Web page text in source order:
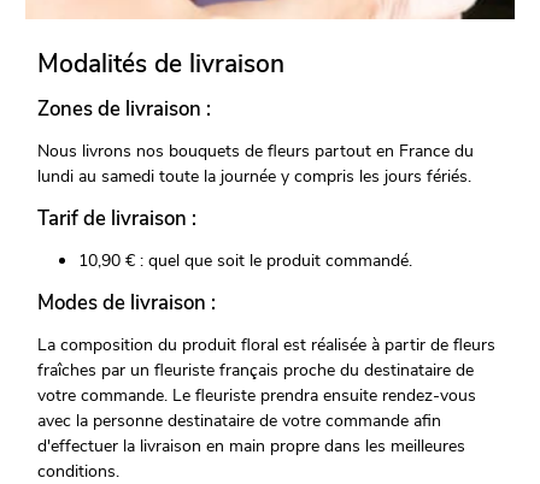
Modalités de livraison
Zones de livraison :
Nous livrons nos bouquets de fleurs partout en France du
lundi au samedi toute la journée y compris les jours fériés.
Tarif de livraison :
10,90 € : quel que soit le produit commandé.
Modes de livraison :
La composition du produit floral est réalisée à partir de fleurs
fraîches par un fleuriste français proche du destinataire de
votre commande. Le fleuriste prendra ensuite rendez-vous
avec la personne destinataire de votre commande afin
d'effectuer la livraison en main propre dans les meilleures
conditions.